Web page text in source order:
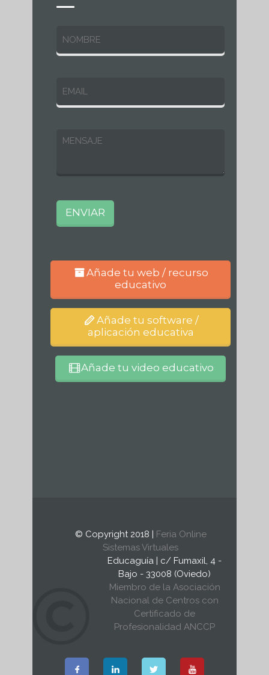
Añade tu web / recurso
educativo
Añade tu software /
aplicación educativa
Añade tu video educativo
© Copyright 2018 | Feria Online
Sistemas Virtuales
Educaguía | c/ Fumaxil, 4 -
Bajo - 33008 (Oviedo)
Miembro de la Asociación
Nacional de Centros con
Certificado de
Profesionalidad ANCCP